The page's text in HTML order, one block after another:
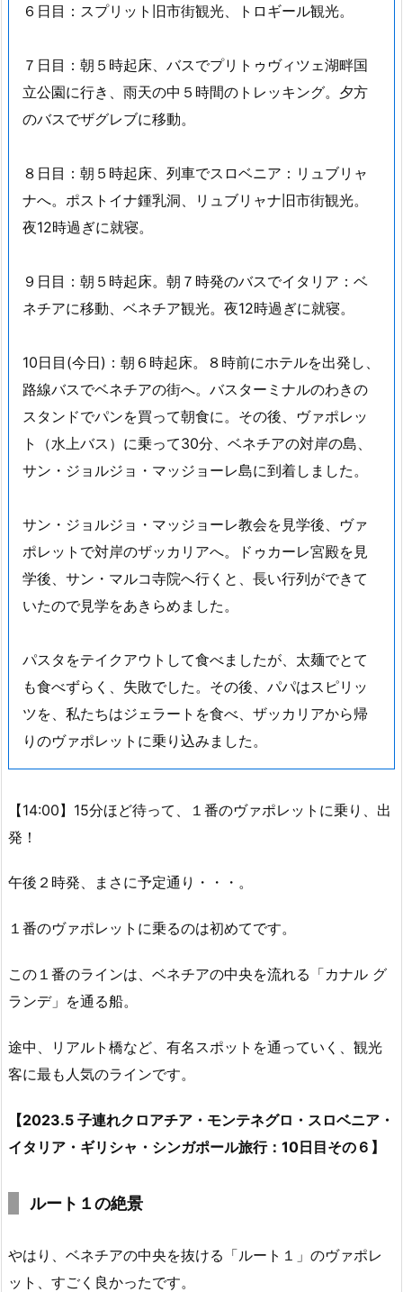
６日目：スプリット旧市街観光、トロギール観光。
７日目：朝５時起床、バスでプリトゥヴィツェ湖畔国
立公園に行き、雨天の中５時間のトレッキング。夕方
のバスでザグレブに移動。
８日目：朝５時起床、列車でスロベニア：リュブリャ
ナへ。ポストイナ鍾乳洞、リュブリャナ旧市街観光。
夜12時過ぎに就寝。
９日目：朝５時起床。朝７時発のバスでイタリア：ベ
ネチアに移動、ベネチア観光。夜12時過ぎに就寝。
10日目(今日)：朝６時起床。８時前にホテルを出発し、
路線バスでベネチアの街へ。バスターミナルのわきの
スタンドでパンを買って朝食に。その後、ヴァポレッ
ト（水上バス）に乗って30分、ベネチアの対岸の島、
サン・ジョルジョ・マッジョーレ島に到着しました。
サン・ジョルジョ・マッジョーレ教会を見学後、ヴァ
ポレットで対岸のザッカリアへ。ドゥカーレ宮殿を見
学後、サン・マルコ寺院へ行くと、長い行列ができて
いたので見学をあきらめました。
パスタをテイクアウトして食べましたが、太麺でとて
も食べずらく、失敗でした。その後、パパはスピリッ
ツを、私たちはジェラートを食べ、ザッカリアから帰
りのヴァポレットに乗り込みました。
【14:00】15分ほど待って、１番のヴァポレットに乗り、出
発！
午後２時発、まさに予定通り・・・。
１番のヴァポレットに乗るのは初めてです。
この１番のラインは、ベネチアの中央を流れる「カナル グ
ランデ」を通る船。
途中、リアルト橋など、有名スポットを通っていく、観光
客に最も人気のラインです。
【2023.5 子連れクロアチア・モンテネグロ・スロベニア・
イタリア・ギリシャ・シンガポール旅行：10日目その６】
ルート１の絶景
やはり、ベネチアの中央を抜ける「ルート１」のヴァポレ
ット、すごく良かったです。